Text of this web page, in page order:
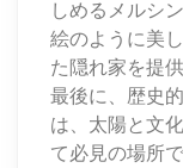
しめるメルシ
絵のように美
た隠れ家を提
最後に、歴史
は、太陽と文
て必見の場所で